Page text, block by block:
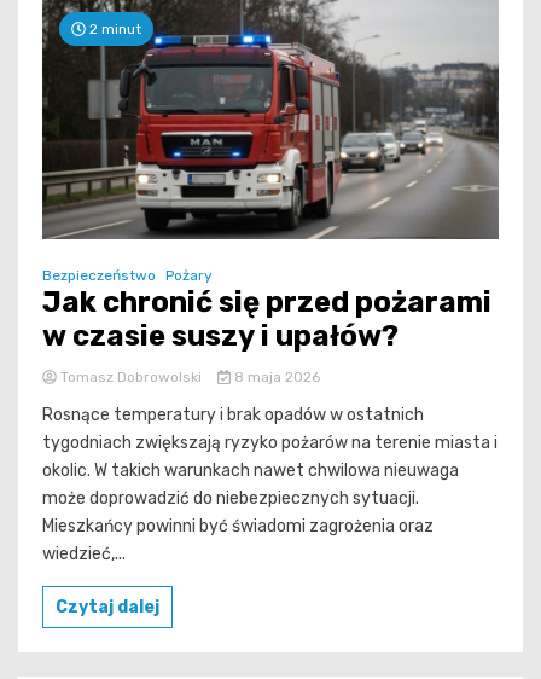
2 minut
Bezpieczeństwo Pożary
Jak chronić się przed pożarami
w czasie suszy i upałów?
Tomasz Dobrowolski 8 maja 2026
Rosnące temperatury i brak opadów w ostatnich
tygodniach zwiększają ryzyko pożarów na terenie miasta i
okolic. W takich warunkach nawet chwilowa nieuwaga
może doprowadzić do niebezpiecznych sytuacji.
Mieszkańcy powinni być świadomi zagrożenia oraz
wiedzieć,...
Czytaj dalej